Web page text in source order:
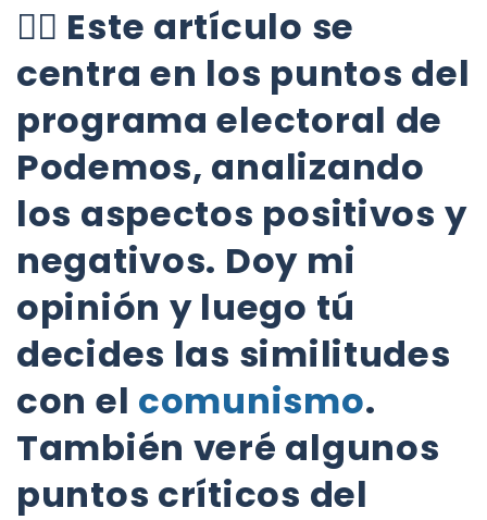
👉🏼 Este artículo se
centra en los puntos del
programa electoral de
Podemos, analizando
los aspectos positivos y
negativos. Doy mi
opinión y luego tú
decides las similitudes
con el comunismo.
También veré algunos
puntos críticos del